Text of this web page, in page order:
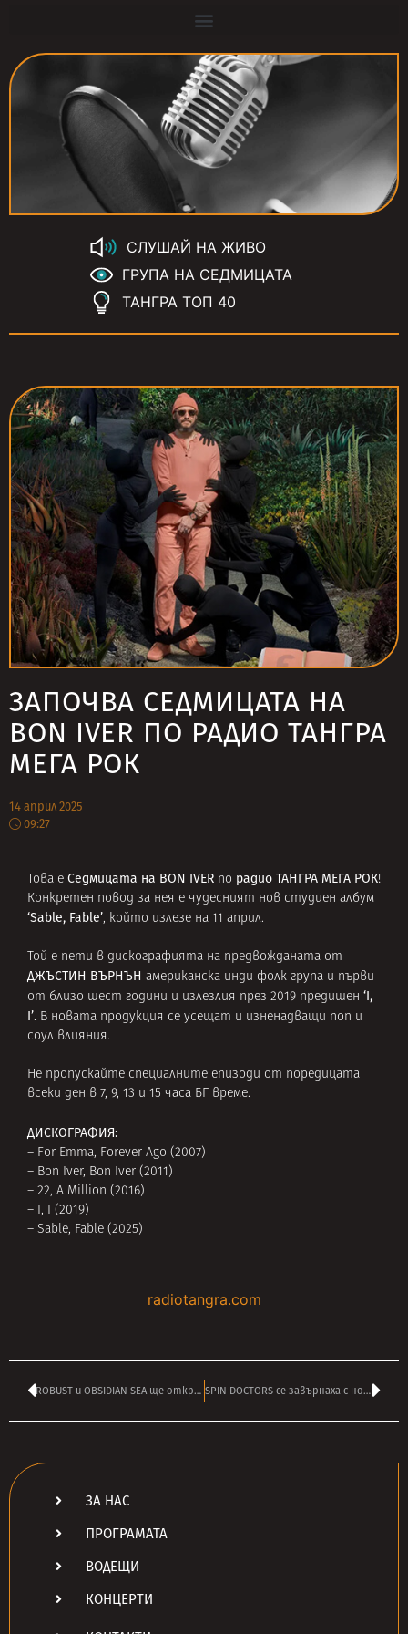
СЛУШАЙ НА ЖИВО
ГРУПА НА СЕДМИЦАТА
ТАНГРА ТОП 40
ЗАПОЧВА СЕДМИЦАТА НА
BON IVER ПО РАДИО ТАНГРА
МЕГА РОК
14 април 2025
09:27
Това е Седмицата на BON IVER по радио ТАНГРА МЕГА РОК!
Конкретен повод за нея е чудесният нов студиен албум
‘Sable, Fable’, който излезе на 11 април.
Той е пети в дискографията на предвожданата от
ДЖЪСТИН ВЪРНЪН американска инди фолк група и първи
от близо шест години и излезлия през 2019 предишен ‘I,
I’. В новата продукция се усещат и изненадващи поп и
соул влияния.
Не пропускайте специалните епизоди от поредицата
всеки ден в 7, 9, 13 и 15 часа БГ време.
ДИСКОГРАФИЯ:
– For Emma, Forever Ago (2007)
– Bon Iver, Bon Iver (2011)
– 22, A Million (2016)
– I, I (2019)
– Sable, Fable (2025)
radiotangra.com
ROBUST и OBSIDIAN SEA ще открият за PRIMORIDAL в София SPIN DOCTORS се завърнаха с нов албум след 12 години пауза
ЗА НАС
ПРОГРАМАТА
ВОДЕЩИ
КОНЦЕРТИ